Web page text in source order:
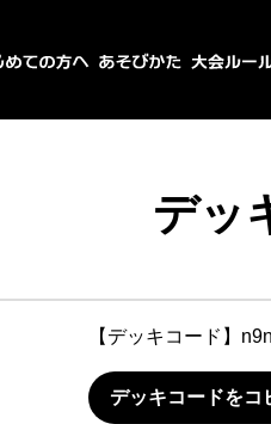
デッ
【デッキコード】
デッキコードをコ